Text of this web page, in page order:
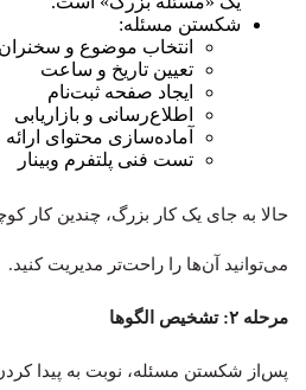
شکستن مسئله:
انتخاب موضوع و سخنران
تعیین تاریخ و ساعت
ایجاد صفحه ثبت‌نام
اطلاع‌رسانی و بازاریابی
آماده‌سازی محتوای ارائه
تست فنی پلتفرم وبینار
حالا به جای یک کار بزرگ، چندین کار
می‌توانید آن‌ها را راحت‌تر مدیریت کنید.
مرحله ۲: تشخیص الگوها
پس‌از شکستن مسئله، نوبت به پیدا